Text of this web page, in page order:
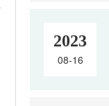
2023
08-16